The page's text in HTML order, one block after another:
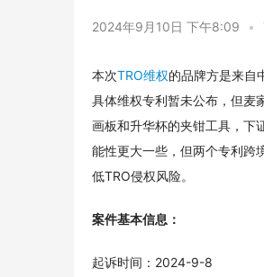
2024年9月10日 下午8:09 •
本次TRO维权的品牌方是来自
具体维权专利暂未公布，但
画板和升华杯的夹钳工具，下
能性更大一些，但两个专利跨
低TRO侵权风险。
案件基本信息：
起诉时间：2024-9-8